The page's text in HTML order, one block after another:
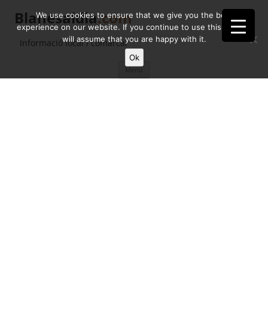
Blanesaldia.com
Informació local i comarcal
contingut
We use cookies to ensure that we give you the best
experience on our website. If you continue to use this site we
will assume that you are happy with it.
Ok